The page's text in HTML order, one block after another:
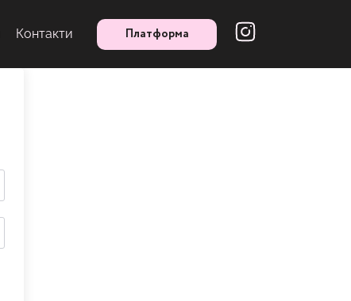
Контакти Платформа